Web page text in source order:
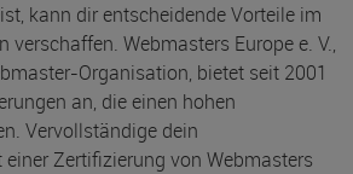
kann dir entscheidende Vorteile im
verschaffen. Webmasters Europe e. V.,
Organisation, bietet seit 2001
an, die einen hohen
Vervollständige dein
Zertifizierung von Webmasters